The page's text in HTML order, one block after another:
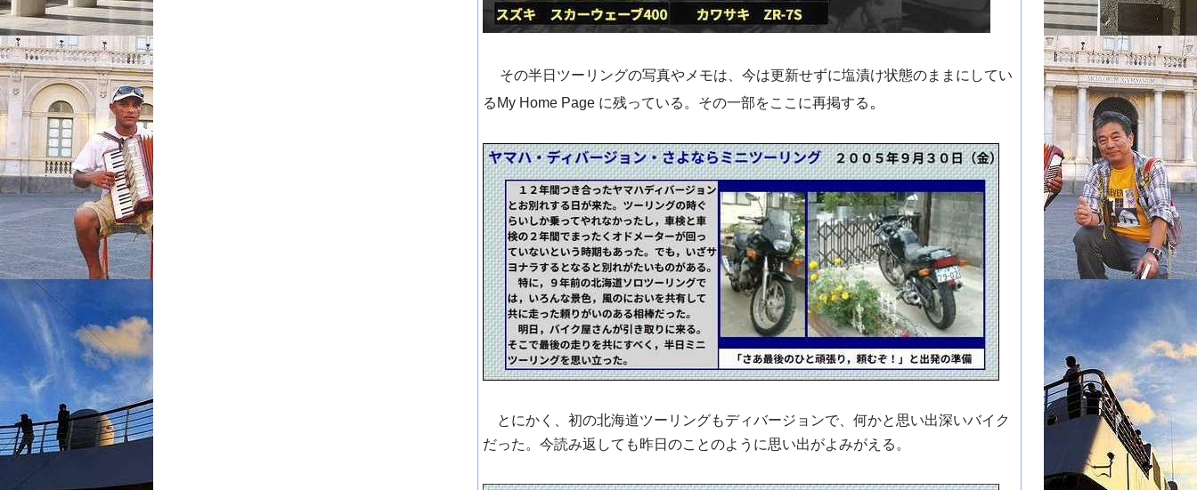
その半日ツーリングの写真やメモは、今は更新せずに塩漬け状態のままにしてい
るMy Home Page に残っている。その一部をここに再掲する 。
とにかく、初の北海道ツーリングもディバージョンで、何かと思い出深いバイク
だった。今読み返しても昨日のことのように思い出がよみがえる。